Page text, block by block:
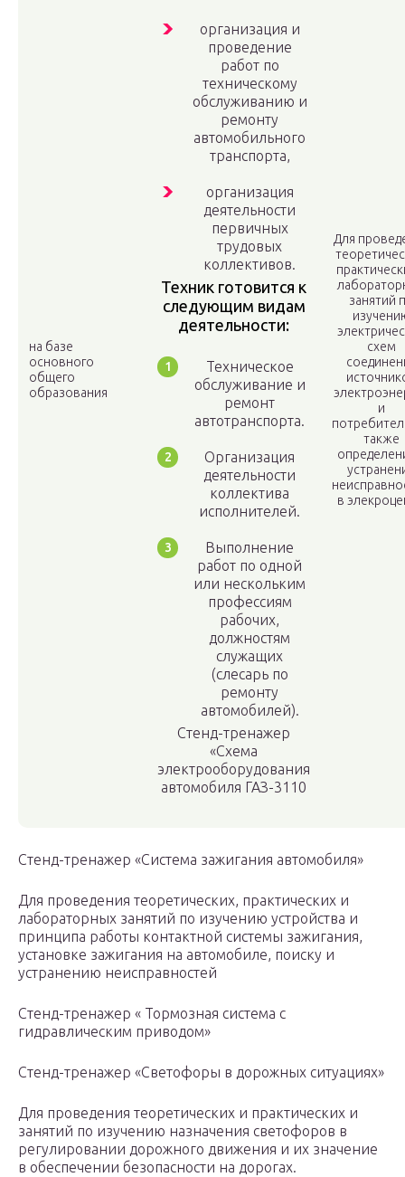
на базе
основного
общего
образования
организация и
проведение
работ по
техническому
обслуживанию и
ремонту
автомобильного
транспорта,
организация
деятельности
первичных
трудовых
коллективов.
Техник готовится к
следующим видам
деятельности:
Техническое
обслуживание и
ремонт
автотранспорта.
Организация
деятельности
коллектива
исполнителей.
Выполнение
работ по одной
или нескольким
профессиям
рабочих,
должностям
служащих
(слесарь по
ремонту
автомобилей).
Стенд-тренажер
«Схема
электрооборудования
автомобиля ГАЗ-3110
Для
занятий
схем
и
также
в
Стенд-тренажер «Система зажигания автомобиля»
Для проведения теоретических, практических и
лабораторных занятий по изучению устройства и
принципа работы контактной системы зажигания,
установке зажигания на автомобиле, поиску и
устранению неисправностей
Стенд-тренажер « Тормозная система с
гидравлическим приводом»
Стенд-тренажер «Светофоры в дорожных ситуациях»
Для проведения теоретических и практических и
занятий по изучению назначения светофоров в
регулировании дорожного движения и их значение
в обеспечении безопасности на дорогах.